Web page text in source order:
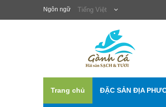
Ngôn ngữ Tiếng Việt
Trang chủ ĐẶC SẢN ĐỊA